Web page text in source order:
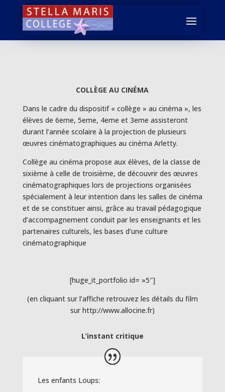
COLLÈGE AU CINÉMA
Dans le cadre du dispositif « collège » au cinéma », les
élèves de 6eme, 5eme, 4eme et 3eme assisteront
durant l’année scolaire à la projection de plusieurs
œuvres cinématographiques au cinéma Arletty.
Collège au cinéma propose aux élèves, de la classe de
sixième à celle de troisième, de découvrir des œuvres
cinématographiques lors de projections organisées
spécialement à leur intention dans les salles de cinéma
et de se constituer ainsi, grâce au travail pédagogique
d’accompagnement conduit par les enseignants et les
partenaires culturels, les bases d’une culture
cinématographique
[huge_it_portfolio id= »5″]
(en cliquant sur l’affiche retrouvez les détails du film
sur http://www.allocine.fr)
L’instant critique
Les enfants Loups: